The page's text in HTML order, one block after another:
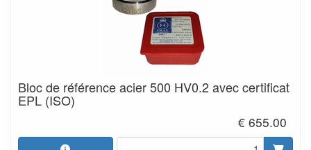
Bloc de référence acier 500 HV0.2 avec certificat
EPL (ISO)
€ 655.00